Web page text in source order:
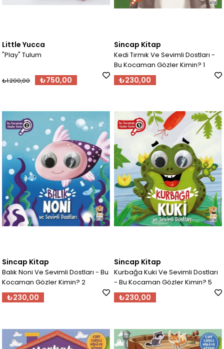
Little Yucca
"Play" Tulum
₺750,00
₺1.200,00
Sincap Kitap
Kedi Tırmık Ve Sevimli Dostları -
Bu Kocaman Gözler Kimin? 1
₺230,00
Sincap Kitap
Balık Noni Ve Sevimli Dostları - Bu
Kocaman Gözler Kimin? 2
₺230,00
Sincap Kitap
Kurbağa Kuki Ve Sevimli Dostları
- Bu Kocaman Gözler Kimin? 5
₺230,00